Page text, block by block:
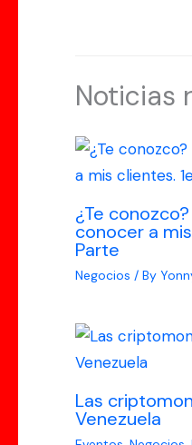
Noticias
¿Te
conocer a
Parte
Negocios / By
Las
Venezuela